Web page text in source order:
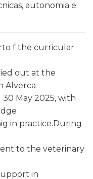
autonomia e
f the curricular
out at the
Alverca
May 2025, with
in practice.During
to the veterinary
in